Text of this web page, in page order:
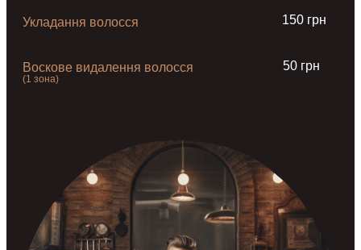
Укладання волосся 150 грн
Воскове видалення волосся
(1 зона)
50 грн